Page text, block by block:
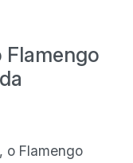
Flamengo
o Flamengo